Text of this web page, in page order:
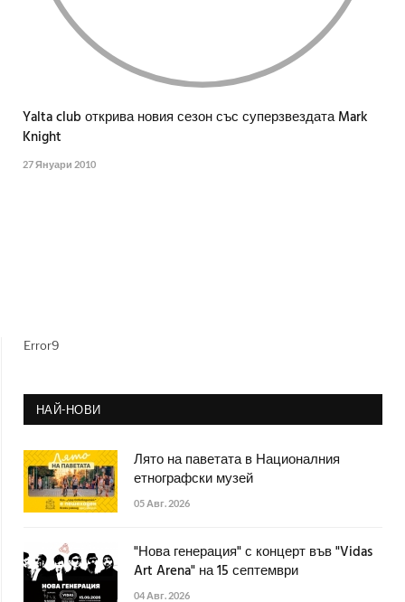
Yalta club открива новия сезон със суперзвездата Mark
Knight
27 Януари 2010
Error9
НАЙ-НОВИ
Лято на паветата в Националния
етнографски музей
05 Авг. 2026
"Нова генерация" с концерт във "Vidas
Art Arena" на 15 септември
04 Авг. 2026